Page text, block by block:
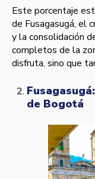
Este porcentaje
de Fusagasugá, el
y la consolidación
completos de la
disfruta, sino que
de Bogotá